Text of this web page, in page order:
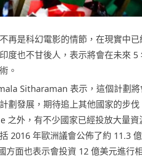
再是科幻電影的情節，在現實中
度也不甘後人，表示將會在未來 5
。
Sitharaman 表示，這個計劃將
劃發展，期待追上其他國家的步
之外，有不少國家已經投放大量資
2016 年歐洲議會公佈了約 11.3
方面也表示會投資 12 億美元進行